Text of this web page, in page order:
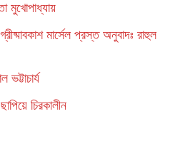
মুখোপাধ্যায়
মার্সেল প্রস্ত অনুবাদঃ রাহুল
চিরকালীন